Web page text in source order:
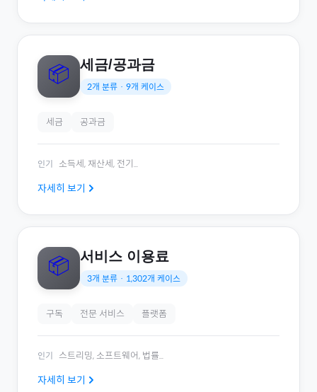
📦 세금/공과금
2개 분류 · 9개 케이스
세금 공과금
인기 소득세, 재산세, 전기 ...
자세히 보기
📦 서비스 이용료
3개 분류 · 1,302개 케이스
구독 전문 서비스 플랫폼
인기 스트리밍, 소프트웨어, 법률...
자세히 보기